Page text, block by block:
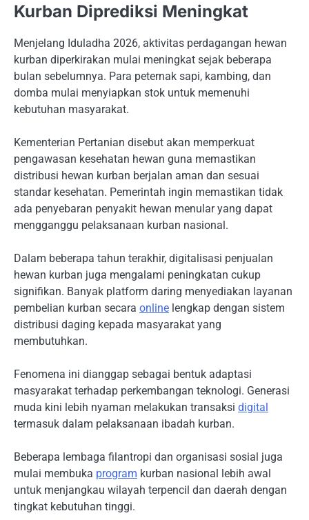
Kurban Diprediksi Meningkat
Menjelang Iduladha 2026, aktivitas perdagangan hewan
kurban diperkirakan mulai meningkat sejak beberapa
bulan sebelumnya. Para peternak sapi, kambing, dan
domba mulai menyiapkan stok untuk memenuhi
kebutuhan masyarakat.
Kementerian Pertanian disebut akan memperkuat
pengawasan kesehatan hewan guna memastikan
distribusi hewan kurban berjalan aman dan sesuai
standar kesehatan. Pemerintah ingin memastikan tidak
ada penyebaran penyakit hewan menular yang dapat
mengganggu pelaksanaan kurban nasional.
Dalam beberapa tahun terakhir, digitalisasi penjualan
hewan kurban juga mengalami peningkatan cukup
signifikan. Banyak platform daring menyediakan layanan
pembelian kurban secara online lengkap dengan sistem
distribusi daging kepada masyarakat yang
membutuhkan.
Fenomena ini dianggap sebagai bentuk adaptasi
masyarakat terhadap perkembangan teknologi. Generasi
muda kini lebih nyaman melakukan transaksi digital
termasuk dalam pelaksanaan ibadah kurban.
Beberapa lembaga filantropi dan organisasi sosial juga
mulai membuka program kurban nasional lebih awal
untuk menjangkau wilayah terpencil dan daerah dengan
tingkat kebutuhan tinggi.